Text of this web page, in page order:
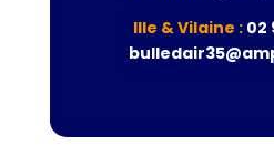
Ille & Vilaine : 02